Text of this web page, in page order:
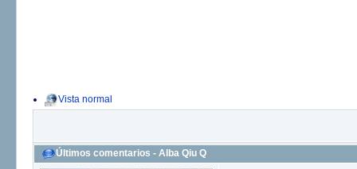
Vista normal
Últimos comentarios - Alba Qiu Q